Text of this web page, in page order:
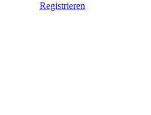
Registrieren